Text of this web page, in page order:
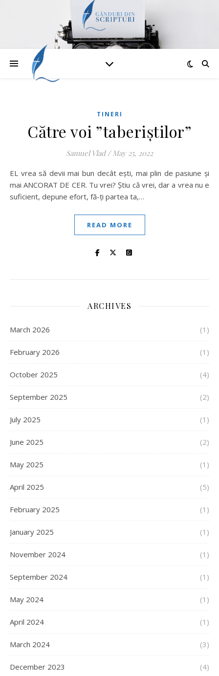
TINERI
Către voi ”taberiștilor”
Samuel Vlad / May 25, 2022
EL vrea să devii mai bun decât ești, mai plin de pasiune și
mai ANCORAT DE CER. Tu vrei? Știu că vrei, dar a vrea nu e
suficient, depune efort, fă-ți partea ta,…
READ MORE
ARCHIVES
March 2026 (1)
February 2026 (1)
October 2025 (4)
September 2025 (2)
July 2025 (1)
June 2025 (2)
May 2025 (1)
April 2025 (5)
February 2025 (1)
January 2025 (1)
November 2024 (1)
September 2024 (1)
May 2024 (1)
April 2024 (1)
March 2024 (3)
December 2023 (4)